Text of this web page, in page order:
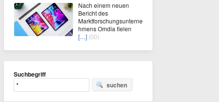
Nach einem neuen
Bericht des
Marktforschungsunterne
hmens Omdia fielen
[…] (00)
Suchbegriff
suchen